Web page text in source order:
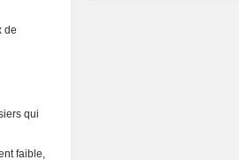
de
qui
faible,